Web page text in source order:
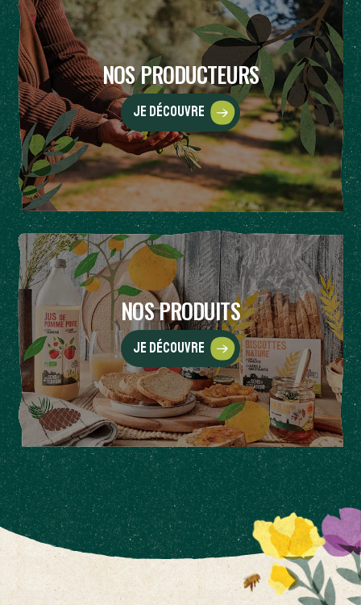
NOS PRODUCTEURS
Je découvre
NOS PRODUITS
Je découvre